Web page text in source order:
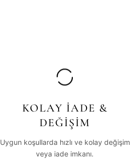
KOLAY İADE &
DEĞİŞİM
Uygun koşullarda hızlı ve kolay değişim
veya iade imkanı.